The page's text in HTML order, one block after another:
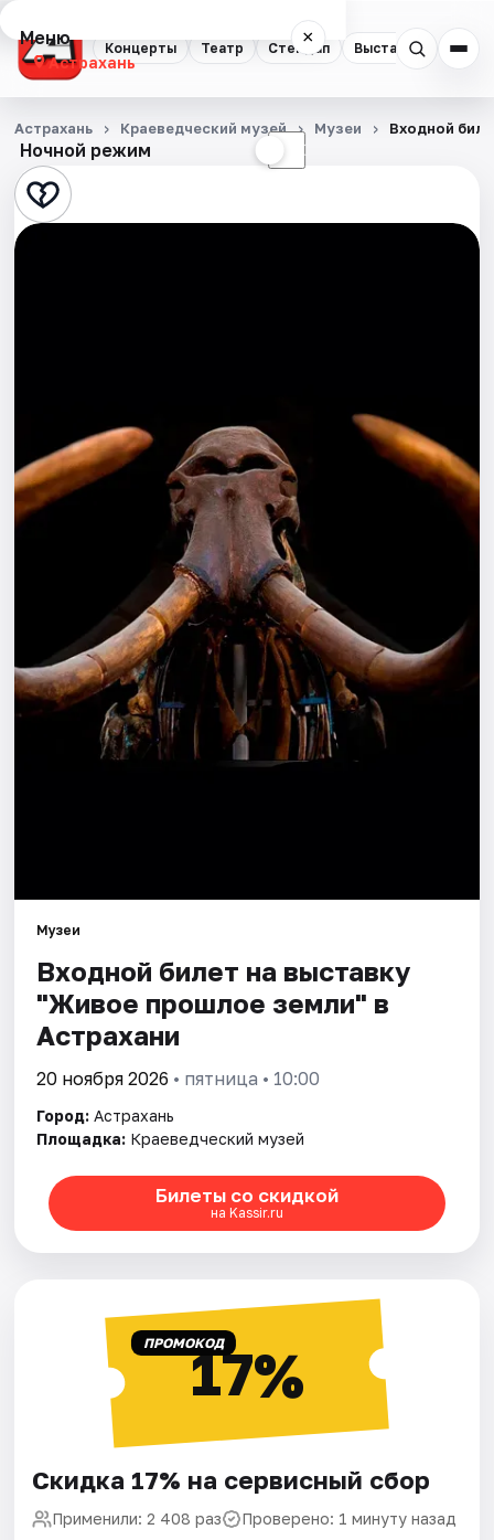
Концерты Театр Стендап Выставки
Меню ×
Астрахань
Концерты
Театр
Стендап
События
Артисты
Рейтинги
Ночной режим ☾
Астрахань Краеведческий музей Музеи Входной
Музеи
Входной билет на выставку
"Живое прошлое земли" в
Астрахани
20 ноября 2026 • пятница • 10:00
Город: Астрахань
Площадка: Краеведческий музей
Билеты со скидкой
на Kassir.ru
ПРОМОКОД17%
Скидка 17% на сервисный сбор
Применили: 2 408 раз Проверено: 1 минуту назад